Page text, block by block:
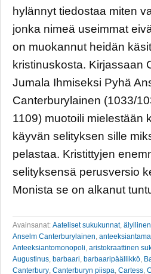
hylännyt tiedostaa miten
jonka nimeä useimmat
on muokannut heidän
kristinuskosta. Kirjassaan
Jumala Ihmiseksi Pyhä
Canterburylainen (1033/
1109) muotoili mielestään
käyvän selityksen sille
pelastaa. Kristittyjen
selityksensä perusversio
Monista se on alkanut
Avainsanat: Aateliset sukukunnat,
Anselm Canterburylainen
Anteeksiantomonopoli aristokraattinen
Augustinus barbaari barbaaripäällikkö
Canterbury Canterburyn piispa Cartess